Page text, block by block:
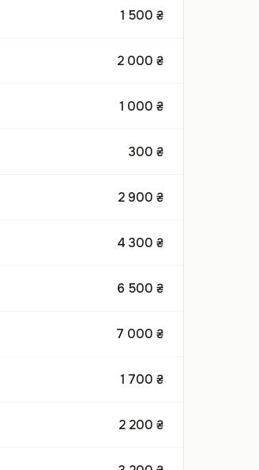
1 500 ₴
2 000 ₴
1 000 ₴
300 ₴
2 900 ₴
4 300 ₴
6 500 ₴
7 000 ₴
1 700 ₴
2 200 ₴